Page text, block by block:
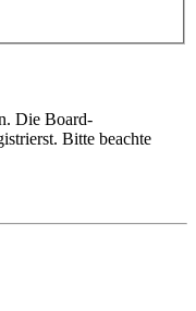
Die Board-
Bitte beachte